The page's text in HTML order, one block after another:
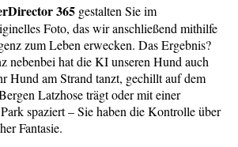
365 gestalten Sie im
Foto, das wir anschließend mithilfe
zum Leben erwecken. Das Ergebnis?
nebenbei hat die KI unseren Hund auch
am Strand tanzt, gechillt auf dem
Latzhose trägt oder mit einer
spaziert – Sie haben die Kontrolle über
Fantasie.